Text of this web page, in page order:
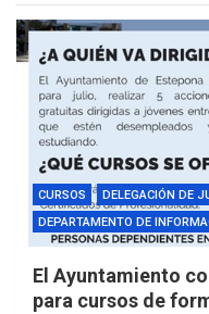
CURSOS
DELEGACIÓN DE
DEPARTAMENTO DE
El Ayuntamiento
para cursos de